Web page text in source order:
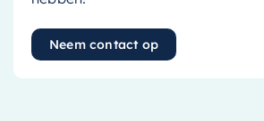
Neem contact op